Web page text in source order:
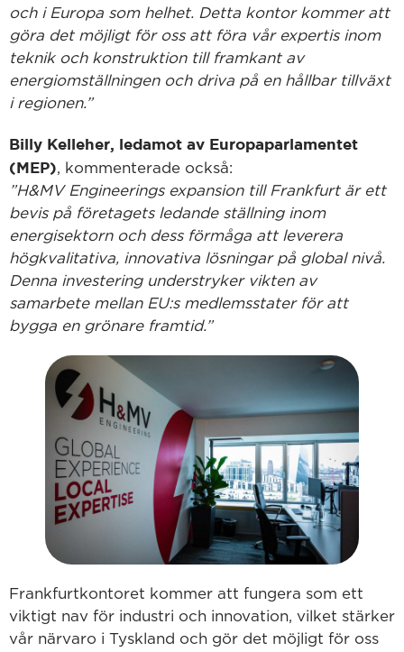
och i Europa som helhet. Detta kontor kommer att
göra det möjligt för oss att föra vår expertis inom
teknik och konstruktion till framkant av
energiomställningenoch driva på en hållbar tillväxt
i regionen.”
Billy Kelleher, ledamot av Europaparlamentet
(MEP), kommenterade också:
”H&MV Engineerings expansion till Frankfurt är ett
bevis på företagets ledande ställning inom
energisektorn och dess förmåga att leverera
högkvalitativa, innovativa lösningar på global nivå.
Denna investering understryker vikten av
samarbete mellan EU:s medlemsstater för att
bygga en grönare framtid.”
Frankfurtkontoret kommer att fungera som ett
viktigt nav för industri och innovation, vilket stärker
vår närvaro i Tyskland och gör det möjligt för oss